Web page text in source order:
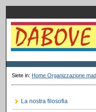
Siete in: Home Organizzazione
La nostra filosofia